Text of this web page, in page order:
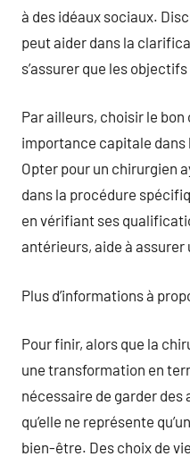
à des idéaux sociaux.
peut aider dans la
s’assurer que les
Par ailleurs, choisir le bon
importance capitale dans
Opter pour un chirurgien
dans la procédure
en vérifiant ses
antérieurs, aide à
Plus d’informations à
Pour finir, alors que la
une transformation en
nécessaire de garder
qu’elle ne représente
bien-être. Des choix de